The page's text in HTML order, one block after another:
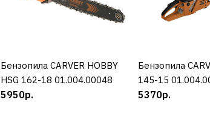
Бензопила
КУПИТЬ
Бензопила CARVER HOBBY
HSG 162-18 01.004.00048
5950р.
Бензопила
145-15
5370р.